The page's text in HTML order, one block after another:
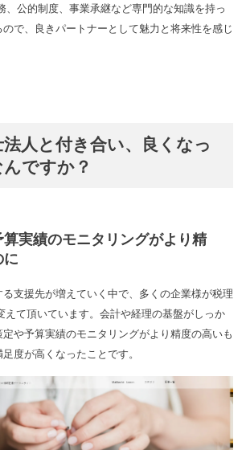
、公的制度、事業承継など専門的な知識を持っ
で、良きパートナーとして魅力と将来性を感じ
人と付き合い、良くなっ
ですか？
実績のモニタリングがより精
に
支援先が増えていく中で、多くの企業様が税理
えて頂いています。会計や経理の基盤がしっか
や予算実績のモニタリングがより精度の高いも
度が高くなったことです。